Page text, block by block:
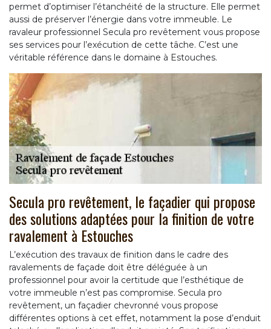
permet d’optimiser l’étanchéité de la structure. Elle permet
aussi de préserver l’énergie dans votre immeuble. Le
ravaleur professionnel Secula pro revêtement vous propose
ses services pour l’exécution de cette tâche. C’est une
véritable référence dans le domaine à Estouches.
Secula pro revêtement, le façadier qui propose
des solutions adaptées pour la finition de votre
ravalement à Estouches
L’exécution des travaux de finition dans le cadre des
ravalements de façade doit être déléguée à un
professionnel pour avoir la certitude que l’esthétique de
votre immeuble n’est pas compromise. Secula pro
revêtement, un façadier chevronné vous propose
différentes options à cet effet, notamment la pose d’enduit